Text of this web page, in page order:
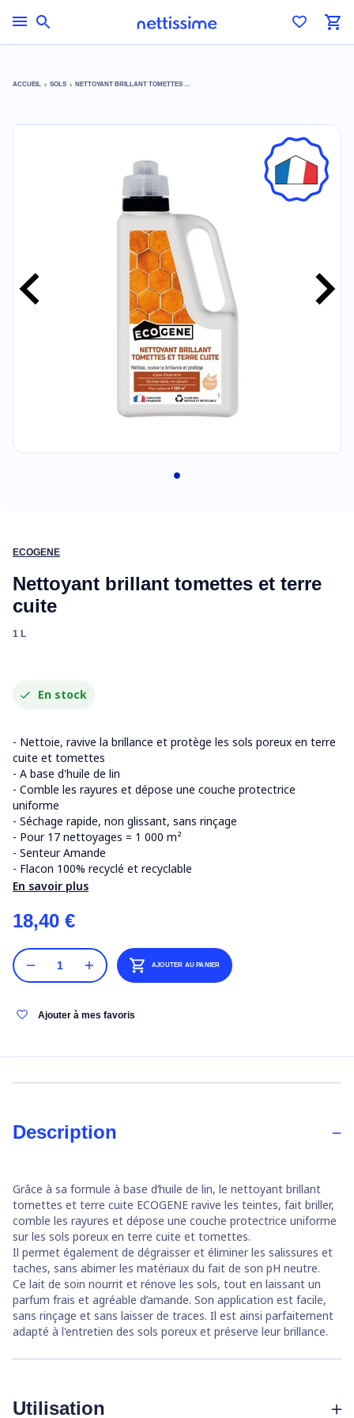
ACCUEIL SOLS NETTOYANT BRILLANT TOMETTES ET TERRE CUITE
ECOGENE
Nettoyant brillant tomettes et terre
cuite
1 L
En stock
- Nettoie, ravive la brillance et protège les sols poreux en terre
cuite et tomettes
- A base d'huile de lin
- Comble les rayures et dépose une couche protectrice
uniforme
- Séchage rapide, non glissant, sans rinçage
- Pour 17 nettoyages = 1 000 m²
- Senteur Amande
- Flacon 100% recyclé et recyclable
En savoir plus
18,40 €
AJOUTER AU PANIER
Ajouter à mes favoris
Description
Grâce à sa formule à base d’huile de lin, le nettoyant brillant
tomettes et terre cuite ECOGENE ravive les teintes, fait briller,
comble les rayures et dépose une couche protectrice uniforme
sur les sols poreux en terre cuite et tomettes.
Il permet également de dégraisser et éliminer les salissures et
taches, sans abimer les matériaux du fait de son pH neutre.
Ce lait de soin nourrit et rénove les sols, tout en laissant un
parfum frais et agréable d’amande. Son application est facile,
sans rinçage et sans laisser de traces. Il est ainsi parfaitement
adapté à l'entretien des sols poreux et préserve leur brillance.
Utilisation